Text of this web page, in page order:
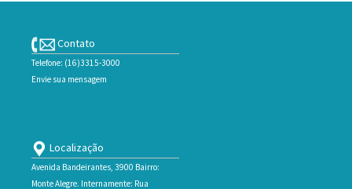
Contato
Telefone: (16)3315-3000
Envie sua mensagem
Localização
Avenida Bandeirantes, 3900 Bairro:
Monte Alegre. Internamente: Rua